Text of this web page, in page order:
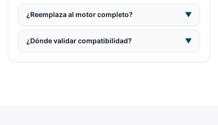
¿Reemplaza al motor completo? ▼
¿Dónde validar compatibilidad? ▼